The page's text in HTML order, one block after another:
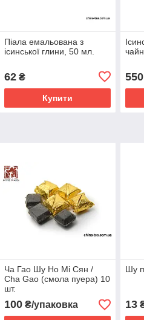
Піала емальована з
ісинської глини, 50 мл.
62₴
Купити
550
Ча Гао Шу Но Мі Сян /
Cha Gao (смола пуера) 10
шт.
100₴/упаковка
Шу
13